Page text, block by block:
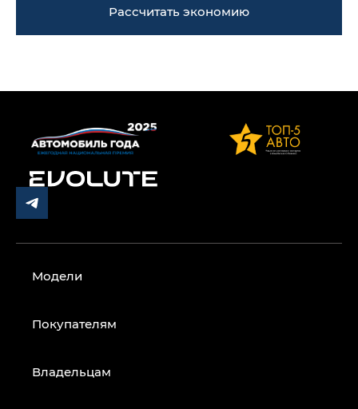
Рассчитать экономию
Модели
Покупателям
Владельцам